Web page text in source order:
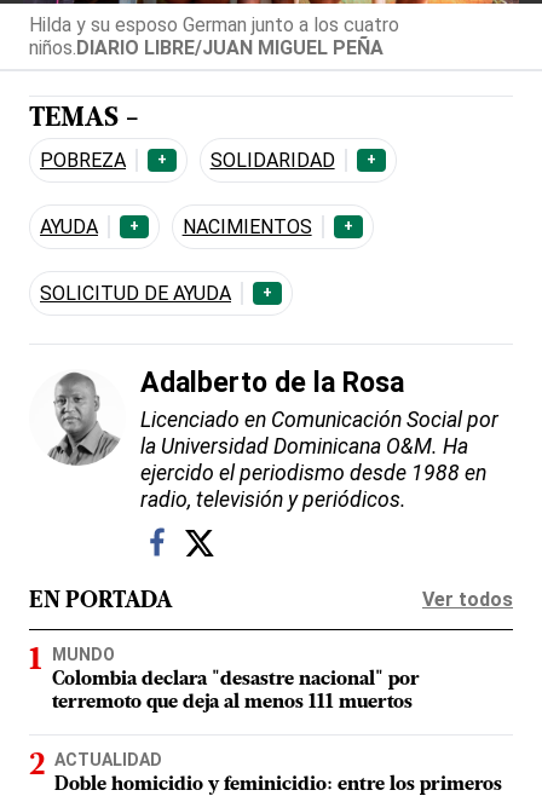
Hilda y su esposo German junto a los cuatro
niños. DIARIO LIBRE/JUAN MIGUEL PEÑA
TEMAS -
POBREZA + SOLIDARIDAD +
AYUDA + NACIMIENTOS +
SOLICITUD DE AYUDA +
Adalberto de la Rosa
Licenciado en Comunicación Social por
la Universidad Dominicana O&M. Ha
ejercido el periodismo desde 1988 en
radio, televisión y periódicos.
EN PORTADA Ver todos
MUNDO
Colombia declara "desastre nacional" por
terremoto que deja al menos 111 muertos
ACTUALIDAD
Doble homicidio y feminicidio: entre los primeros